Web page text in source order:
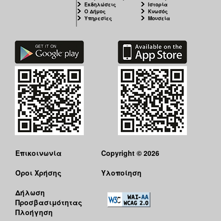
Εκδηλώσεις
Ο Δήμος
Υπηρεσίες
Ιστορία
Κνωσός
Μουσεία
Επικοινωνία
Όροι Χρήσης
Δήλωση
Προσβασιμότητας
Πλοήγηση
Copyright © 2026
Υλοποίηση